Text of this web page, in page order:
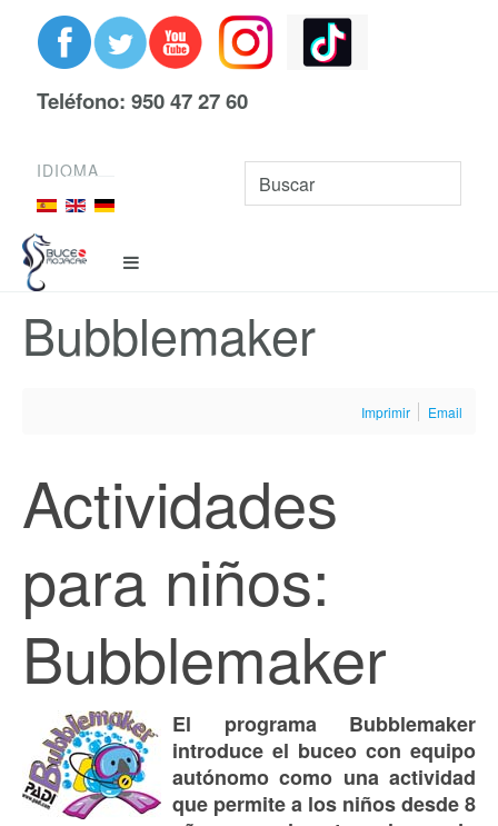
Teléfono: 950 47 27 60
IDIOMA
Bubblemaker
Imprimir Email
Actividades
para niños:
Bubblemaker
El programa Bubblemaker
introduce el buceo con equipo
autónomo como una actividad
que permite a los niños desde 8